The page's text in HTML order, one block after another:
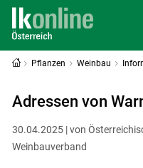
Pflanzen Weinbau
Adressen von
30.04.2025 | von
Weinbauverband